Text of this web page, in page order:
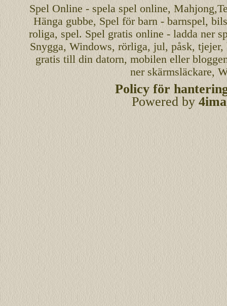
Spel Online- spela spel online, Mahjong
Hänga gubbe, Spel för barn - barnspel,
roliga,spel. Spel gratis online - ladda ner
Snygga, Windows, rörliga, jul, påsk, tjejer,
gratis till din datorn, mobilen eller
ner skärmsläckare,
Policy för
Powered by